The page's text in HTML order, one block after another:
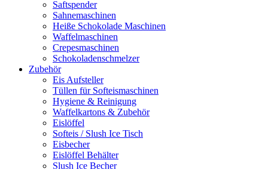
Saftspender
Sahnemaschinen
Heiße Schokolade Maschinen
Waffelmaschinen
Crepesmaschinen
Schokoladenschmelzer
Zubehör
Eis Aufsteller
Tüllen für Softeismaschinen
Hygiene & Reinigung
Waffelkartons & Zubehör
Eislöffel
Softeis / Slush Ice Tisch
Eisbecher
Eislöffel Behälter
Slush Ice Becher